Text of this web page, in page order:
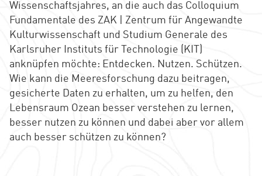
Wissenschaftsjahres, an die auch das Colloquium
Fundamentale des ZAK | Zentrum für Angewandte
Kulturwissenschaft und Studium Generale des
Karlsruher Instituts für Technologie (KIT)
anknüpfen möchte: Entdecken. Nutzen. Schützen.
Wie kann die Meeresforschung dazu beitragen,
gesicherte Daten zu erhalten, um zu helfen, den
Lebensraum Ozean besser verstehen zu lernen,
besser nutzen zu können und dabei aber vor allem
auch besser schützen zu können?